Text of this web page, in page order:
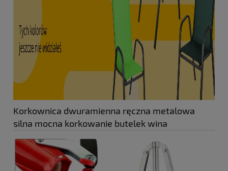
Korkownica dwuramienna ręczna metalowa
silna mocna korkowanie butelek wina